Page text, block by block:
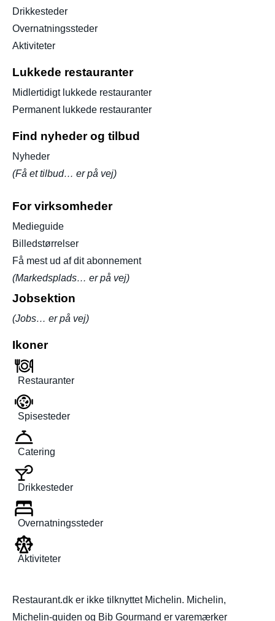
Drikkesteder
Overnatningssteder
Aktiviteter
Lukkede restauranter
Midlertidigt lukkede restauranter
Permanent lukkede restauranter
Find nyheder og tilbud
Nyheder
(Få et tilbud… er på vej)
For virksomheder
Medieguide
Billedstørrelser
Få mest ud af dit abonnement
(Markedsplads… er på vej)
Jobsektion
(Jobs… er på vej)
Ikoner
Restauranter
Spisesteder
Catering
Drikkesteder
Overnatningssteder
Aktiviteter
Restaurant.dk er ikke tilknyttet Michelin. Michelin,
Michelin-guiden og Bib Gourmand er varemærker